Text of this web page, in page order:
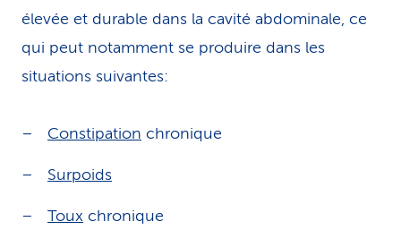
élevée et durable dans la cavité abdominale, ce
qui peut notamment se produire dans les
situations suivantes:
Constipation chronique
Surpoids
Toux chronique